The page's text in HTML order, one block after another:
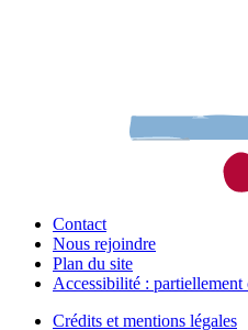
Contact
Nous rejoindre
Plan du site
Accessibilité : partiellement
Crédits et mentions légales